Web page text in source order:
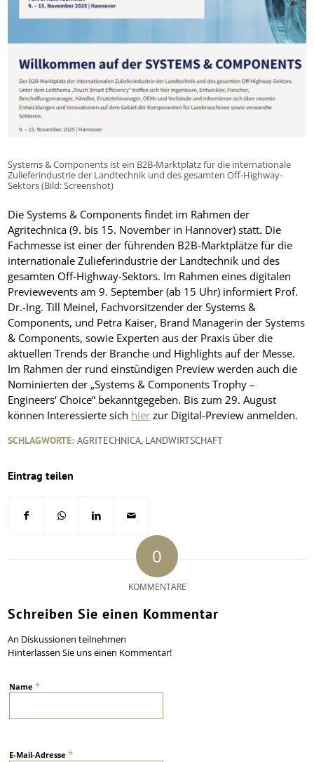
Systems & Components ist ein B2B-Marktplatz für die internationale
Zulieferindustrie der Landtechnik und des gesamten Off-Highway-
Sektors (Bild: Screenshot)
Die Systems & Components findet im Rahmen der
Agritechnica (9. bis 15. November in Hannover) statt. Die
Fachmesse ist einer der führenden B2B-Marktplätze für die
internationale Zulieferindustrie der Landtechnik und des
gesamten Off-Highway-Sektors. Im Rahmen eines digitalen
Previewevents am 9. September (ab 15 Uhr) informiert Prof.
Dr.-Ing. Till Meinel, Fachvorsitzender der Systems &
Components, und Petra Kaiser, Brand Managerin der Systems
& Components, sowie Experten aus der Praxis über die
aktuellen Trends der Branche und Highlights auf der Messe.
Im Rahmen der rund einstündigen Preview werden auch die
Nominierten der „Systems & Components Trophy –
Engineers‘ Choice“ bekanntgegeben. Bis zum 29. August
können Interessierte sich hier zur Digital-Preview anmelden.
SCHLAGWORTE: AGRITECHNICA, LANDWIRTSCHAFT
Eintrag teilen
0
KOMMENTARE
Schreiben Sie einen Kommentar
An Diskussionen teilnehmen
Hinterlassen Sie uns einen Kommentar!
Name*
E-Mail-Adresse*